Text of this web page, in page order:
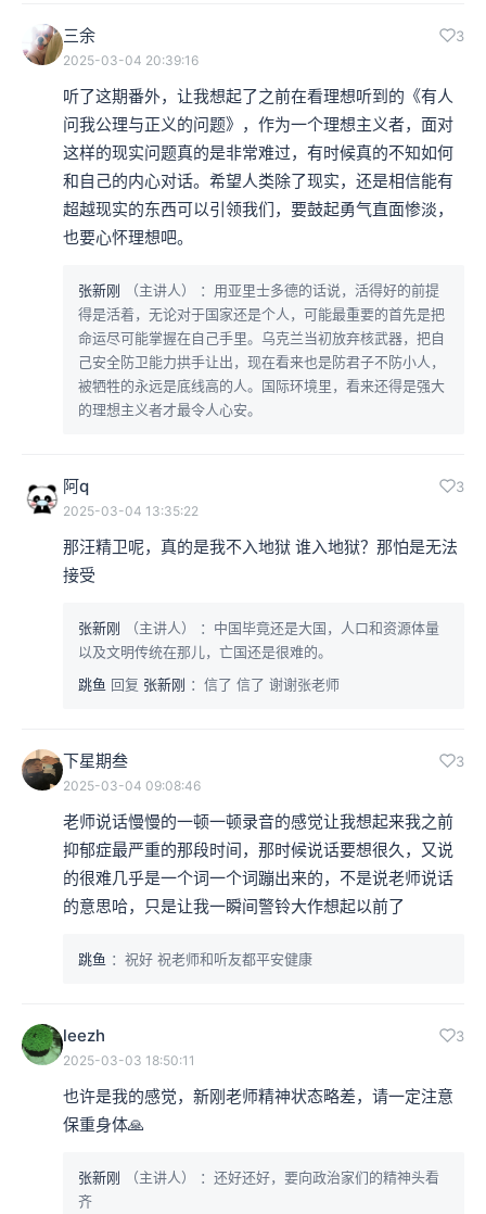
三余 3
2025-03-04 20:39:16
听了这期番外，让我想起了之前在看理想听到的《有人
问我公理与正义的问题》，作为一个理想主义者，面对
这样的现实问题真的是非常难过，有时候真的不知如何
和自己的内心对话。希望人类除了现实，还是相信能有
超越现实的东西可以引领我们，要鼓起勇气直面惨淡，
也要心怀理想吧。
张新刚 （主讲人）
：用亚里士多德的话说，活得好的前提
得是活着，无论对于国家还是个人，可能最重要的首先是把
命运尽可能掌握在自己手里。乌克兰当初放弃核武器，把自
己安全防卫能力拱手让出，现在看来也是防君子不防小人，
被牺牲的永远是底线高的人。国际环境里，看来还得是强大
的理想主义者才最令人心安。
阿q 3
2025-03-04 13:35:22
那汪精卫呢，真的是我不入地狱 谁入地狱？那怕是无法
接受
张新刚 （主讲人）
：中国毕竟还是大国，人口和资源体量
以及文明传统在那儿，亡国还是很难的。
跳鱼 回复 张新刚 ：信了 信了 谢谢张老师
下星期叁 3
2025-03-04 09:08:46
老师说话慢慢的一顿一顿录音的感觉让我想起来我之前
抑郁症最严重的那段时间，那时候说话要想很久，又说
的很难几乎是一个词一个词蹦出来的，不是说老师说话
的意思哈，只是让我一瞬间警铃大作想起以前了
跳鱼 ：祝好 祝老师和听友都平安健康
leezh 3
2025-03-03 18:50:11
也许是我的感觉，新刚老师精神状态略差，请一定注意
保重身体🙏
张新刚 （主讲人）
：还好还好，要向政治家们的精神头看
齐